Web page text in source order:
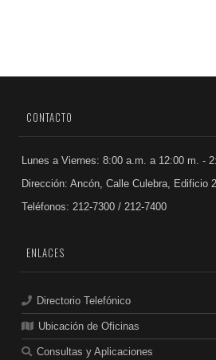
CONTACTO
Lunes a Viernes: 8:00 a.m. a 12:00 m. -
Dirección: Ancón, Calle Culebra, Edificio
Teléfonos: 212-7300 / 212-7400
ENLACES
Directorio Telefónico
Ubicación de Oficinas
Consultas y Aplicaciones